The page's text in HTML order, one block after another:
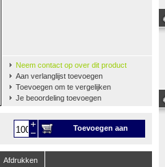
Neem contact op over dit product
Aan verlanglijst toevoegen
Toevoegen om te vergelijken
Je beoordeling toevoegen
Toevoegen aan
Afdrukken